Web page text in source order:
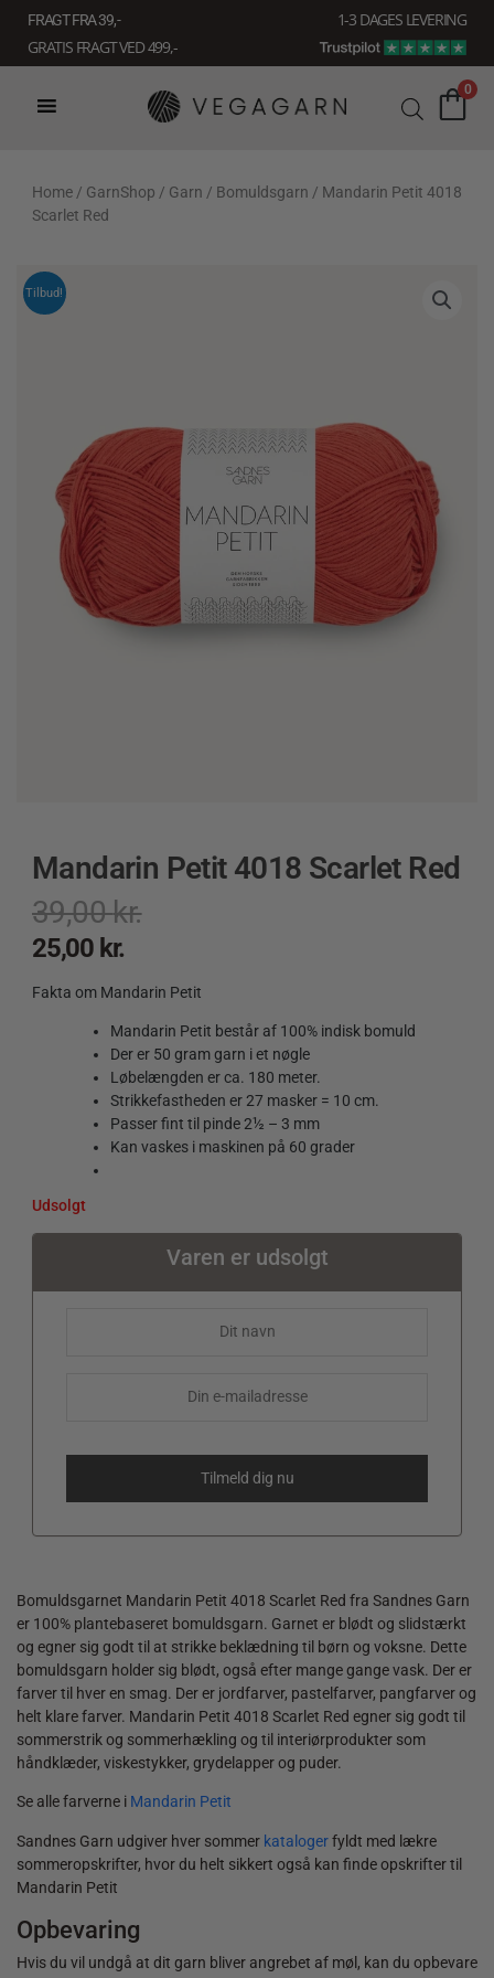
indholdet
FRAGT FRA 39, -
1-3 DAGES LEVERING
GRATIS FRAGT VED 499,-
0
Home / GarnShop / Garn / Bomuldsgarn / Mandarin Petit 4018
Scarlet Red
Tilbud!
Mandarin Petit 4018 Scarlet Red
39,00kr.
25,00 kr.
Fakta om Mandarin Petit
Mandarin Petit består af 100% indisk bomuld
Der er 50 gram garn i et nøgle
Løbelængden er ca. 180 meter.
Strikkefastheden er 27 masker = 10 cm.
Passer fint til pinde 2½ – 3 mm
Kan vaskes i maskinen på 60 grader
Udsolgt
Varen er udsolgt
Bomuldsgarnet Mandarin Petit 4018 Scarlet Red fra Sandnes Garn
er 100% plantebaseret bomuldsgarn. Garnet er blødt og slidstærkt
og egner sig godt til at strikke beklædning til børn og voksne. Dette
bomuldsgarn holder sig blødt, også efter mange gange vask. Der er
farver til hver en smag. Der er jordfarver, pastelfarver, pangfarver og
helt klare farver. Mandarin Petit 4018 Scarlet Red egner sig godt til
sommerstrik og sommerhækling og til interiørprodukter som
håndklæder, viskestykker, grydelapper og puder.
Se alle farverne i Mandarin Petit
Sandnes Garn udgiver hver sommer katalogerfyldt med lækre
sommeropskrifter, hvor du helt sikkert også kan finde opskrifter til
Mandarin Petit
Opbevaring
Hvis du vil undgå at dit garn bliver angrebet af møl, kan du opbevare